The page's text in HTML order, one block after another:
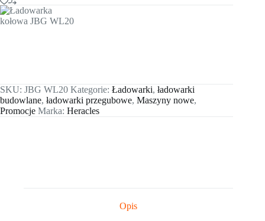
SKU: JBG WL20 Kategorie: Ładowarki, ładowarki
budowlane, ładowarki przegubowe, Maszyny nowe,
Promocje Marka: Heracles
Opis